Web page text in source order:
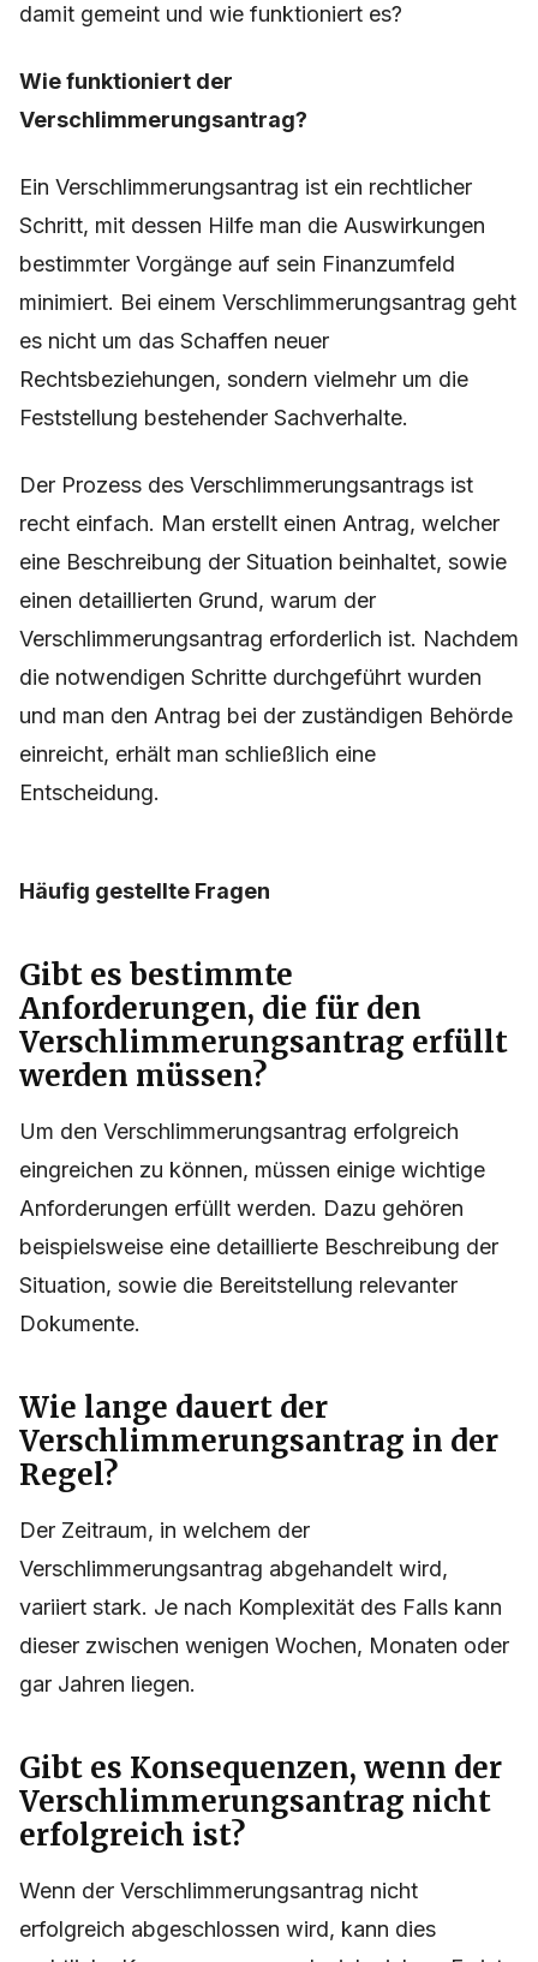
damit gemeint und wie funktioniert es?
Wie funktioniert der
Verschlimmerungsantrag?
Ein Verschlimmerungsantrag ist ein rechtlicher
Schritt, mit dessen Hilfe man die Auswirkungen
bestimmter Vorgänge auf sein Finanzumfeld
minimiert. Bei einem Verschlimmerungsantrag geht
es nicht um das Schaffen neuer
Rechtsbeziehungen, sondern vielmehr um die
Feststellung bestehender Sachverhalte.
Der Prozess des Verschlimmerungsantrags ist
recht einfach. Man erstellt einen Antrag, welcher
eine Beschreibung der Situation beinhaltet, sowie
einen detaillierten Grund, warum der
Verschlimmerungsantrag erforderlich ist. Nachdem
die notwendigen Schritte durchgeführt wurden
und man den Antrag bei der zuständigen Behörde
einreicht, erhält man schließlich eine
Entscheidung.
Häufig gestellte Fragen
Gibt es bestimmte
Anforderungen, die für den
Verschlimmerungsantrag erfüllt
werden müssen?
Um den Verschlimmerungsantrag erfolgreich
eingreichen zu können, müssen einige wichtige
Anforderungen erfüllt werden. Dazu gehören
beispielsweise eine detaillierte Beschreibung der
Situation, sowie die Bereitstellung relevanter
Dokumente.
Wie lange dauert der
Verschlimmerungsantrag in der
Regel?
Der Zeitraum, in welchem der
Verschlimmerungsantrag abgehandelt wird,
variiert stark. Je nach Komplexität des Falls kann
dieser zwischen wenigen Wochen, Monaten oder
gar Jahren liegen.
Gibt es Konsequenzen, wenn der
Verschlimmerungsantrag nicht
erfolgreich ist?
Wenn der Verschlimmerungsantrag nicht
erfolgreich abgeschlossen wird, kann dies